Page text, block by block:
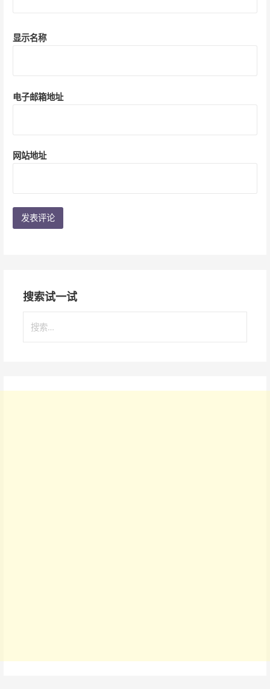
显示名称
电子邮箱地址
网站地址
搜索试一试
索